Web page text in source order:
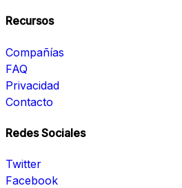
Recursos
Compañías
FAQ
Privacidad
Contacto
Redes Sociales
Twitter
Facebook